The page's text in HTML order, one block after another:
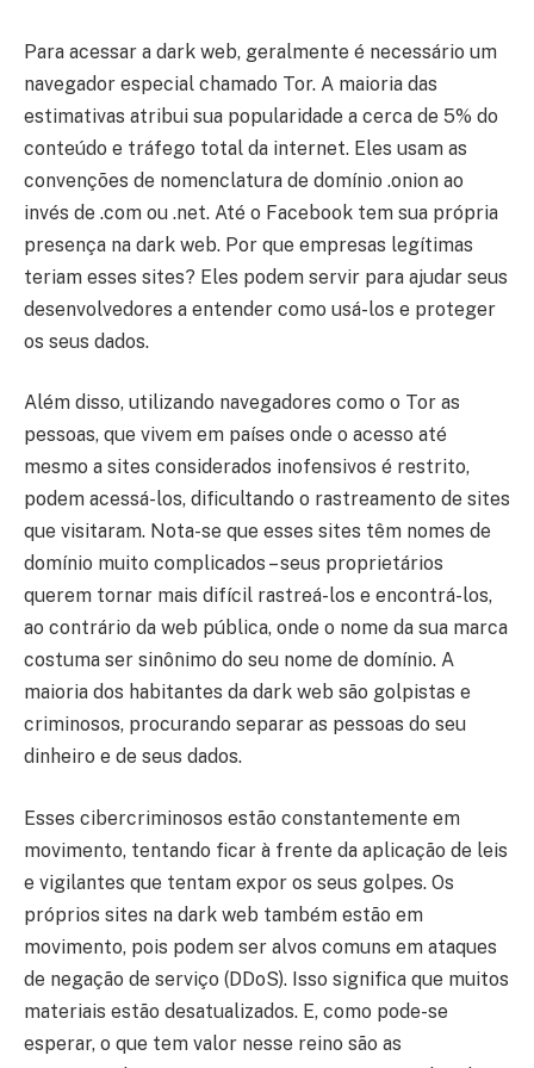
Para acessar a dark web, geralmente é necessário um
navegador especial chamado Tor. A maioria das
estimativas atribui sua popularidade a cerca de 5% do
conteúdo e tráfego total da internet. Eles usam as
convenções de nomenclatura de domínio .onion ao
invés de .com ou .net. Até o Facebook tem sua própria
presença na dark web. Por que empresas legítimas
teriam esses sites? Eles podem servir para ajudar seus
desenvolvedores a entender como usá-los e proteger
os seus dados.
Além disso, utilizando navegadores como o Tor as
pessoas, que vivem em países onde o acesso até
mesmo a sites considerados inofensivos é restrito,
podem acessá-los, dificultando o rastreamento de sites
que visitaram. Nota-se que esses sites têm nomes de
domínio muito complicados – seus proprietários
querem tornar mais difícil rastreá-los e encontrá-los,
ao contrário da web pública, onde o nome da sua marca
costuma ser sinônimo do seu nome de domínio. A
maioria dos habitantes da dark web são golpistas e
criminosos, procurando separar as pessoas do seu
dinheiro e de seus dados.
Esses cibercriminosos estão constantemente em
movimento, tentando ficar à frente da aplicação de leis
e vigilantes que tentam expor os seus golpes. Os
próprios sites na dark web também estão em
movimento, pois podem ser alvos comuns em ataques
de negação de serviço (DDoS). Isso significa que muitos
materiais estão desatualizados. E, como pode-se
esperar, o que tem valor nesse reino são as